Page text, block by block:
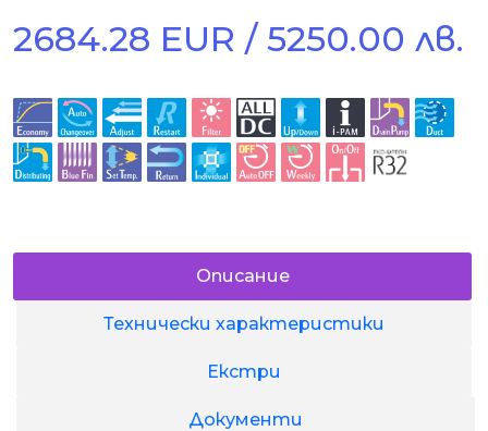
2684.28 EUR / 5250.00 лв.
Описание
Технически характеристики
Екстри
Документи